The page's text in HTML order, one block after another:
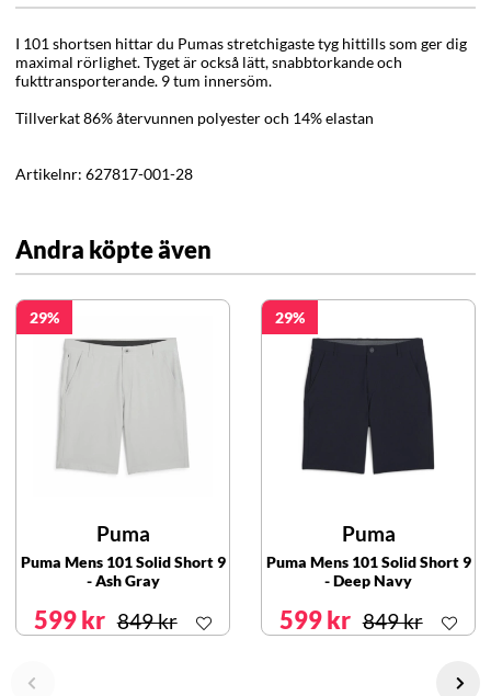
I 101 shortsen hittar du Pumas stretchigaste tyg hittills som ger dig
maximal rörlighet. Tyget är också lätt, snabbtorkande och
fukttransporterande. 9 tum innersöm.
Tillverkat 86% återvunnen polyester och 14% elastan
Artikelnr: 627817-001-28
Andra köpte även
29
Puma
Puma Mens 101 Solid Short 9
- Ash Gray
599 kr 849 kr
29
Puma
Puma Mens 101 Solid Short 9
- Deep Navy
599 kr 849 kr